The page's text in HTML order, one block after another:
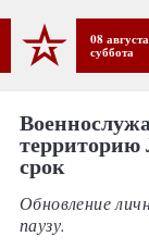
08 августа
суббота
срок
Обновление
паузу.